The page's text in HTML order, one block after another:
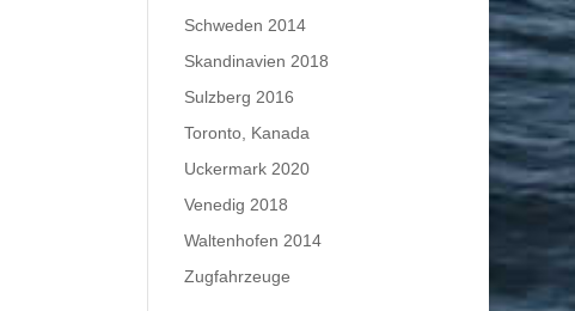
Schweden 2014
Skandinavien 2018
Sulzberg 2016
Toronto, Kanada
Uckermark 2020
Venedig 2018
Waltenhofen 2014
Zugfahrzeuge